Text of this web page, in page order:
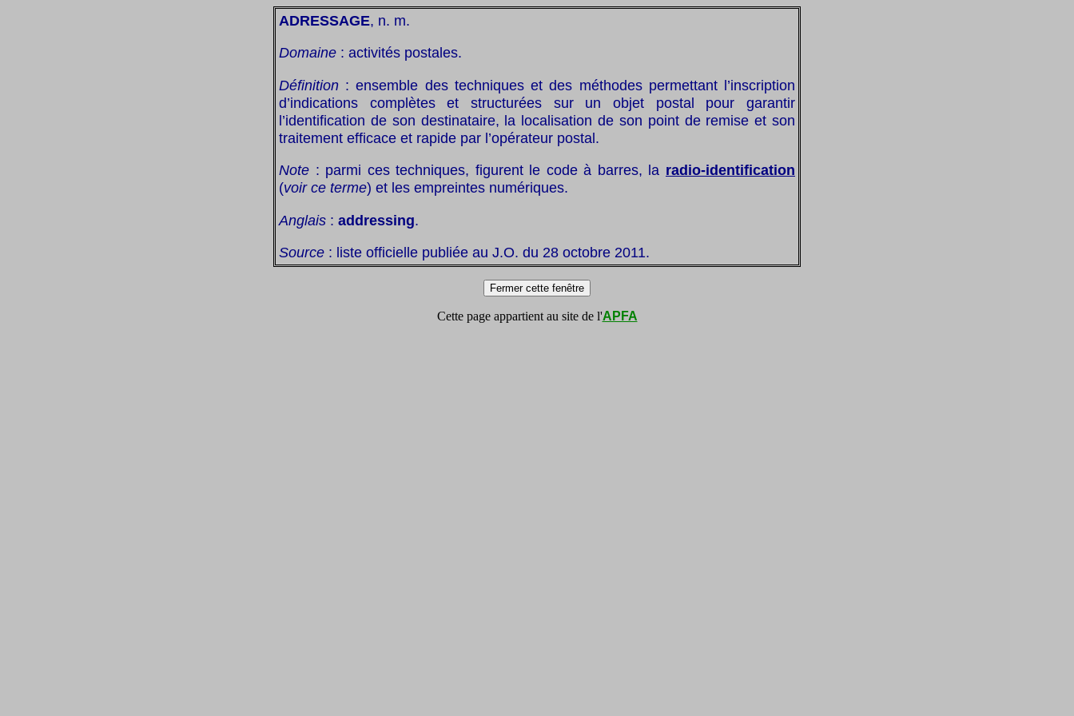
ADRESSAGE, n. m.
Domaine : activités postales.
Définition : ensemble des techniques et des méthodes permettant l’inscription
d’indications complètes et structurées sur un objet postal pour garantir
l’identification de son destinataire, la localisation de son point de remise et son
traitement efficace et rapide par l’opérateur postal.
Note : parmi ces techniques, figurent le code à barres, la radio-identification
(voir ce terme) et les empreintes numériques.
Anglais : addressing.
Source : liste officielle publiée au J.O. du 28 octobre 2011.
Cette page appartient au site de l'APFA